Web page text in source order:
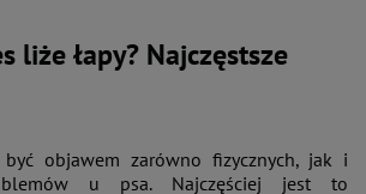
liże łapy? Najczęstsze
być objawem zarówno fizycznych, jak i
u psa. Najczęściej jest to